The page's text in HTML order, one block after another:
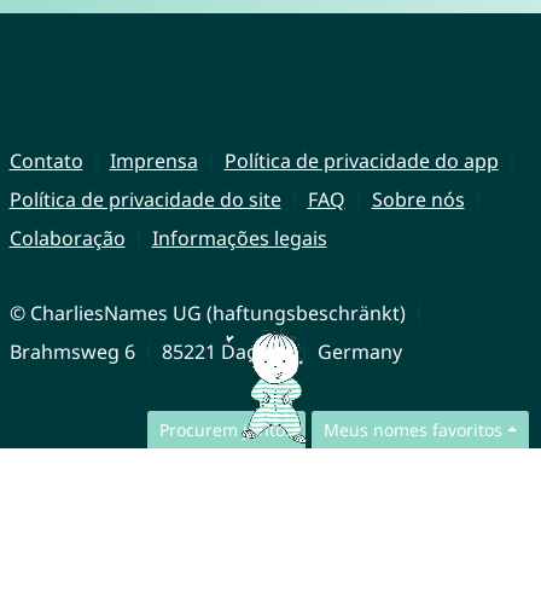
Procurem juntos Meus nomes favoritos
Contato Imprensa
Política de privacidade do app
Política de privacidade do site
FAQ
Sobre nós
Colaboração
Informações legais
© CharliesNames UG (haftungsbeschränkt)
Brahmsweg 6
85221 Dachau Germany